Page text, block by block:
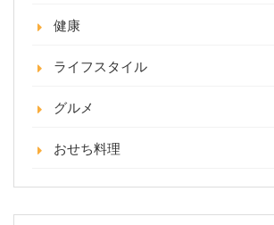
健康
ライフスタイル
グルメ
おせち料理